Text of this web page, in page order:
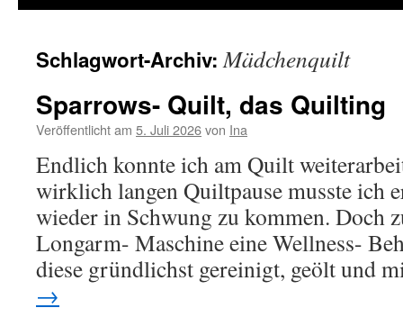
Schlagwort-Archiv:Mädchenquilt
Sparrows- Quilt, das Quilting
Veröffentlicht am 5. Juli 2026von Ina
Endlich konnte ich am Quilt
wirklich langen Quiltpause musste ich
wieder in Schwung zu kommen. Doch
Longarm- Maschine eine Wellness-
diese gründlichst gereinigt, geölt und
→